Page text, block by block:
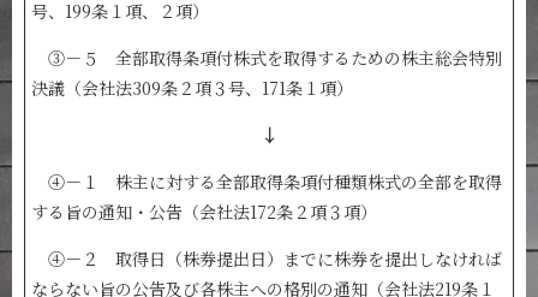
号、199条１項、２項）
③－５ 全部取得条項付株式を取得するための株主総会特別
決議（会社法309条２項３号、171条１項）
↓
④－１ 株主に対する全部取得条項付種類株式の全部を取得
する旨の通知・公告（会社法172条２項３項）
④－２ 取得日（株券提出日）までに株券を提出しなければ
ならない旨の公告及び各株主への格別の通知（会社法219条１